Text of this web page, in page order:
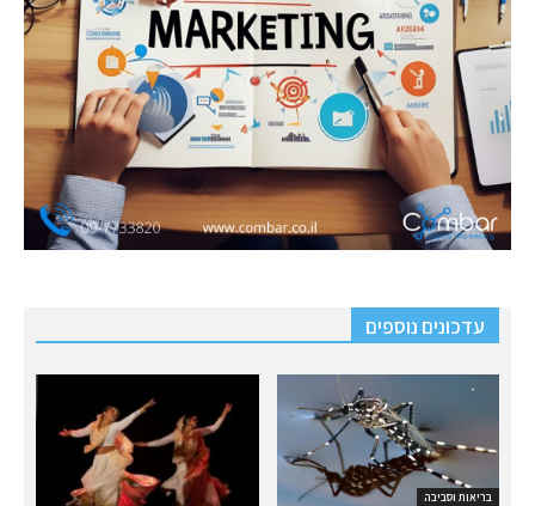
עדכונים נוספים
בריאות וסביבה